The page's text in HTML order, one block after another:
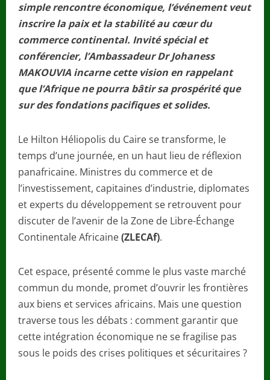
simple rencontre économique, l’événement veut
inscrire la paix et la stabilité au cœur du
commerce continental. Invité spécial et
conférencier, l’Ambassadeur Dr Johaness
MAKOUVIA incarne cette vision en rappelant
que l’Afrique ne pourra bâtir sa prospérité que
sur des fondations pacifiques et solides.
Le Hilton Héliopolis du Caire se transforme, le
temps d’une journée, en un haut lieu de réflexion
panafricaine. Ministres du commerce et de
l’investissement, capitaines d’industrie, diplomates
et experts du développement se retrouvent pour
discuter de l’avenir de la Zone de Libre-Échange
Continentale Africaine(ZLECAf).
Cet espace, présenté comme le plus vaste marché
commun du monde, promet d’ouvrir les frontières
aux biens et services africains. Mais une question
traverse tous les débats : comment garantir que
cette intégration économique ne se fragilise pas
sous le poids des crises politiques et sécuritaires ?